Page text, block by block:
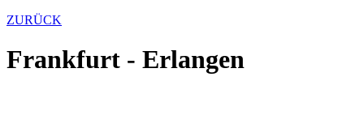
ZURÜCK
Frankfurt - Erlangen